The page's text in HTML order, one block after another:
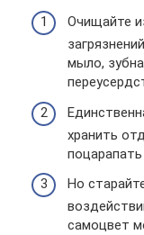
Очищайте
мыло,
хранить
Но
самоцвет